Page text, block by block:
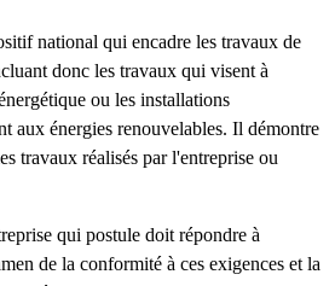
national qui encadre les travaux de
donc les travaux qui visent à
ou les installations
aux énergies renouvelables. Il démontre
travaux réalisés par l'entreprise ou
qui postule doit répondre à
de la conformité à ces exigences et la